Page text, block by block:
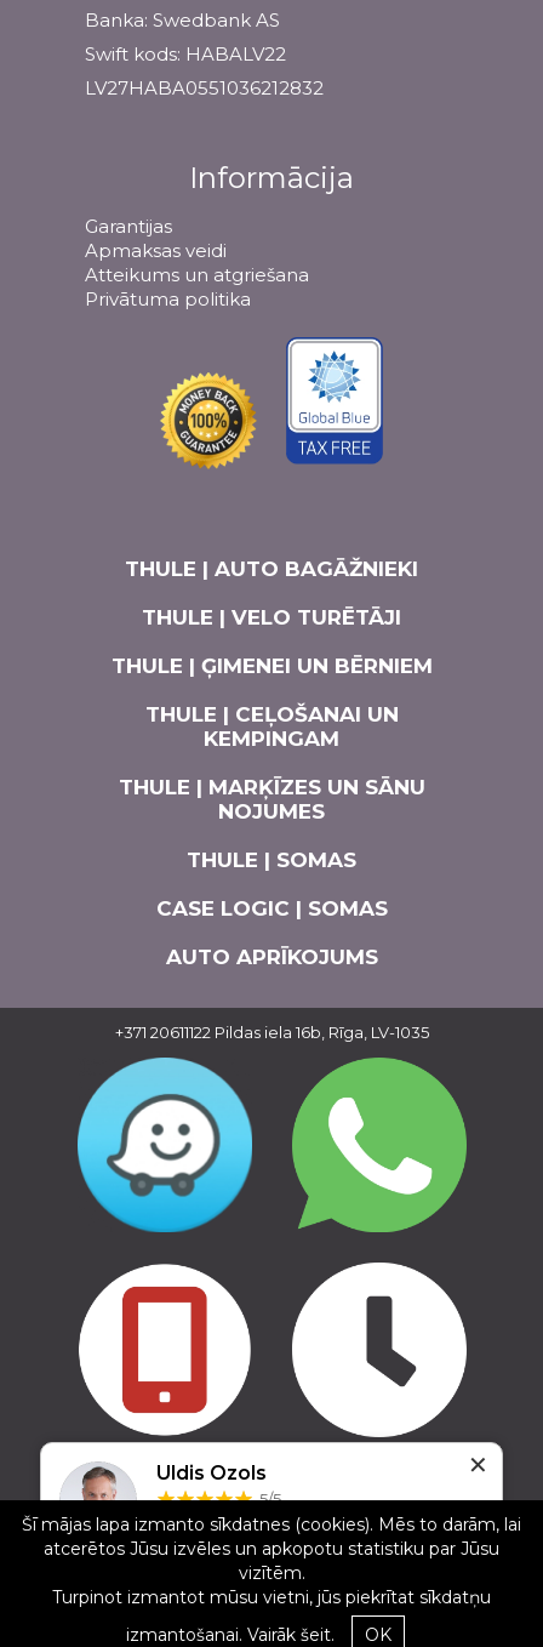
Banka: Swedbank AS
Swift kods: HABALV22
LV27HABA0551036212832
Informācija
Garantijas
Apmaksas veidi
Atteikums un atgriešana
Privātuma politika
THULE | AUTO BAGĀŽNIEKI
THULE | VELO TURĒTĀJI
THULE | ĢIMENEI UN BĒRNIEM
THULE | CEĻOŠANAI UN
KEMPINGAM
THULE | MARĶĪZES UN SĀNU
NOJUMES
THULE | SOMAS
CASE LOGIC | SOMAS
AUTO APRĪKOJUMS
Copyright © 2016 - 2026, SIA Corelem Group
Mājas lapas izstrāde WEBstyle.lv
+371 20611122Pildas iela 16b, Rīga, LV-1035
Uldis Ozols
5/5
25.12.2024
Veikalā liela izvēle. Ļoti atsaucīgi darbinieki. Bija
gatavi atbraukt uz veikalu brīvdienā, ārpus darba
✕
Šī mājas lapa izmanto sīkdatnes (cookies). Mēs to darām, lai
atcerētos Jūsu izvēles un apkopotu statistiku par Jūsu
vizītēm.
Turpinot izmantot mūsu vietni, jūs piekrītat sīkdatņu
izmantošanai. Vairāk šeit. OK